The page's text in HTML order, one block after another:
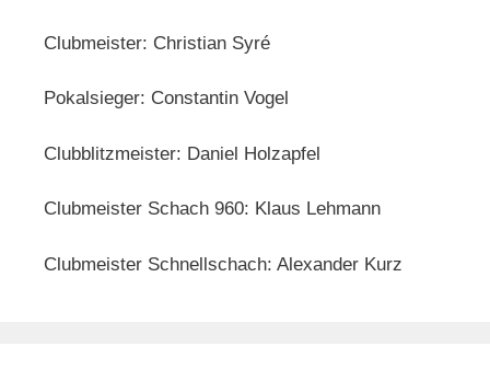
Clubmeister: Christian Syré
Pokalsieger: Constantin Vogel
Clubblitzmeister: Daniel Holzapfel
Clubmeister Schach 960: Klaus Lehmann
Clubmeister Schnellschach: Alexander Kurz